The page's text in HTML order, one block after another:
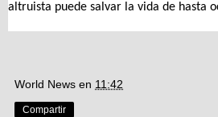
altruista puede salvar la vida de hasta
World News en 11:42
Compartir